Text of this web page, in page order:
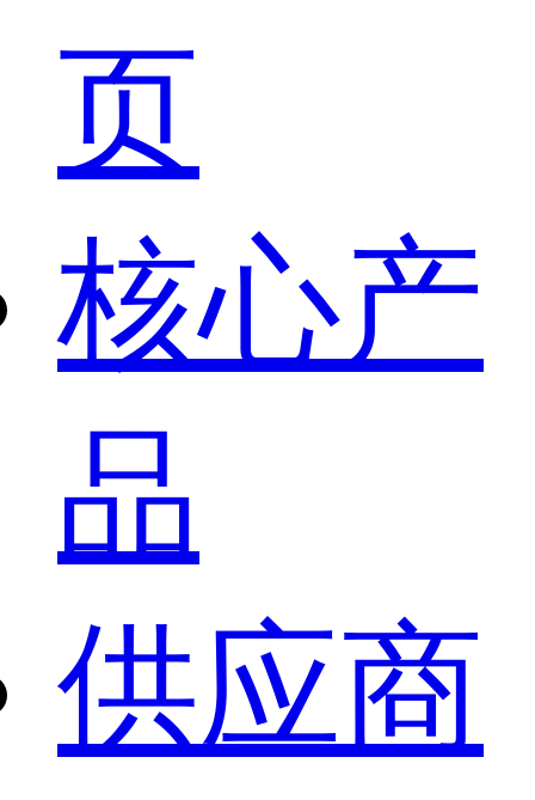
页
核心产
品
供应商